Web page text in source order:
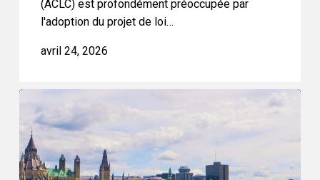
(ACLC) est profondément préoccupée par
l'adoption du projet de loi…
avril 24, 2026
Nouveau
sondage
:
les
partis